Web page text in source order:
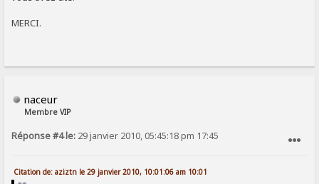
MERCI.
naceur
Membre VIP
Réponse #4 le: 29 janvier 2010, 05:45:18 pm 17:45
Citation de: aziztn le 29 janvier 2010, 10:01:06 am 10:01